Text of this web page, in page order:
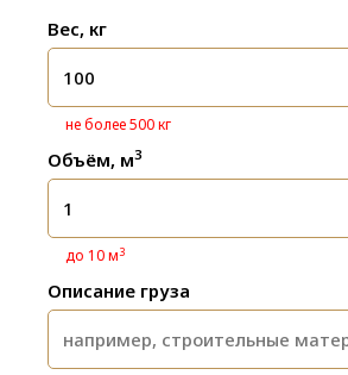
Вес, кг
не более 500 кг
Объём, м3
до 10 м3
Описание груза